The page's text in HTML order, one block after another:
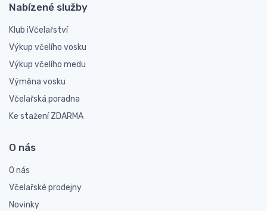
Nabízené služby
Klub iVčelařství
Výkup včelího vosku
Výkup včelího medu
Výměna vosku
Včelařská poradna
Ke stažení ZDARMA
O nás
O nás
Včelařské prodejny
Novinky